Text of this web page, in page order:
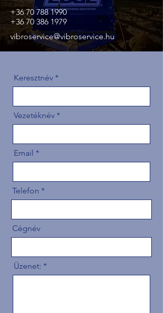
+36 70 788 1990
+36 70 386 1979
vibroservice@vibroservice.hu
Keresztnév
Vezetéknév
Email
Telefon
Cégnév
Üzenet: